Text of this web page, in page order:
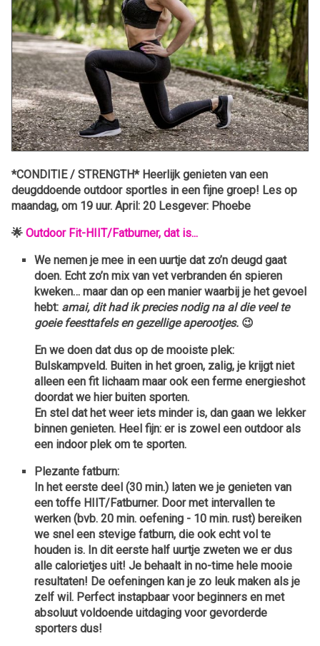
*CONDITIE / STRENGTH* Heerlijk genieten van een
deugddoende outdoor sportles in een fijne groep! Les op
maandag, om 19 uur. April: 20 Lesgever: Phoebe
🌟 Outdoor Fit-HIIT/Fatburner, dat is...
We nemen je mee in een uurtje dat zo’n deugd gaat
doen. Echt zo’n mix van vet verbranden én spieren
kweken… maar dan op een manier waarbij je het gevoel
hebt: amai, dit had ik precies nodig na al die veel te
goeie feesttafels en gezellige aperootjes. 😉
En we doen dat dus op de mooiste plek:
Bulskampveld. Buiten in het groen, zalig, je krijgt niet
alleen een fit lichaam maar ook een ferme energieshot
doordat we hier buiten sporten.
En stel dat het weer iets minder is, dan gaan we lekker
binnen genieten. Heel fijn: er is zowel een outdoor als
een indoor plek om te sporten.
Plezante fatburn:
In het eerste deel (30 min.) laten we je genieten van
een toffe HIIT/Fatburner. Door met intervallen te
werken (bvb. 20 min. oefening - 10 min. rust) bereiken
we snel een stevige fatburn, die ook echt vol te
houden is. In dit eerste half uurtje zweten we er dus
alle calorietjes uit! Je behaalt in no-time hele mooie
resultaten! De oefeningen kan je zo leuk maken als je
zelf wil. Perfect instapbaar voor beginners en met
absoluut voldoende uitdaging voor gevorderde
sporters dus!